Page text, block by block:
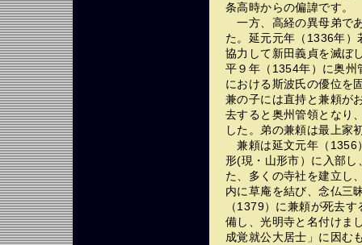
条高時からの偏諱です。
一方、高経の異母弟で
た。延元元年（1336年）
協力して新田義貞を滅ぼ
平９年（1354年）に奥州
における斯波氏の優位を
兼の子には直持と兼頼が
去すると奥州管領となり
した。弟の兼頼は最上家
兼頼は延文元年（1356
形(現・山形市）に入部
た、多くの寺社を建立し
内に草庵を結び、念仏三
（1379）に兼頼が死去
備し、光明寺と名付けま
成覚就公大居士」に因む